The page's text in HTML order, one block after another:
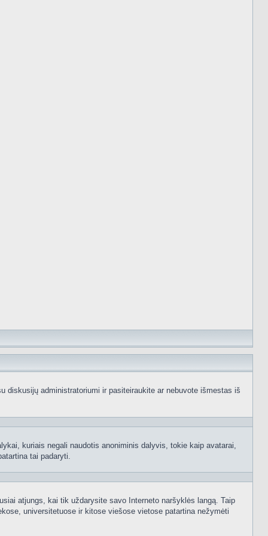
administratoriumi ir pasiteiraukite ar nebuvote išmestas iš
kuriais negali naudotis anoniminis dalyvis, tokie kaip avatarai,
tai padaryti.
atjungs, kai tik uždarysite savo Interneto naršyklės langą. Taip
universitetuose ir kitose viešose vietose patartina nežymėti